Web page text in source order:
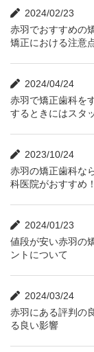
2024/02/23
赤羽でおすすめの
矯正における注意
2024/04/24
赤羽で矯正歯科を
するときにはスタ
2023/10/24
赤羽の矯正歯科な
科医院がおすすめ
2024/01/23
値段が安い赤羽の
ントについて
2024/03/24
赤羽にある評判の
る良い影響